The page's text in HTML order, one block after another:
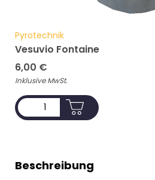
Pyrotechnik
Vesuvio Fontaine
6,00 €
Inklusive MwSt.
Beschreibung